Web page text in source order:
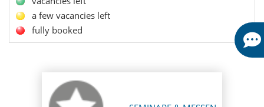
a few vacancies left
fully booked